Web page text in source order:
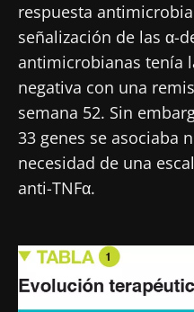
respuesta
señalización de las α-
antimicrobianas tenía
negativa con una
semana 52. Sin
33 genes se asociaba
necesidad de una
anti-TNFα.
Imagen
¡No se